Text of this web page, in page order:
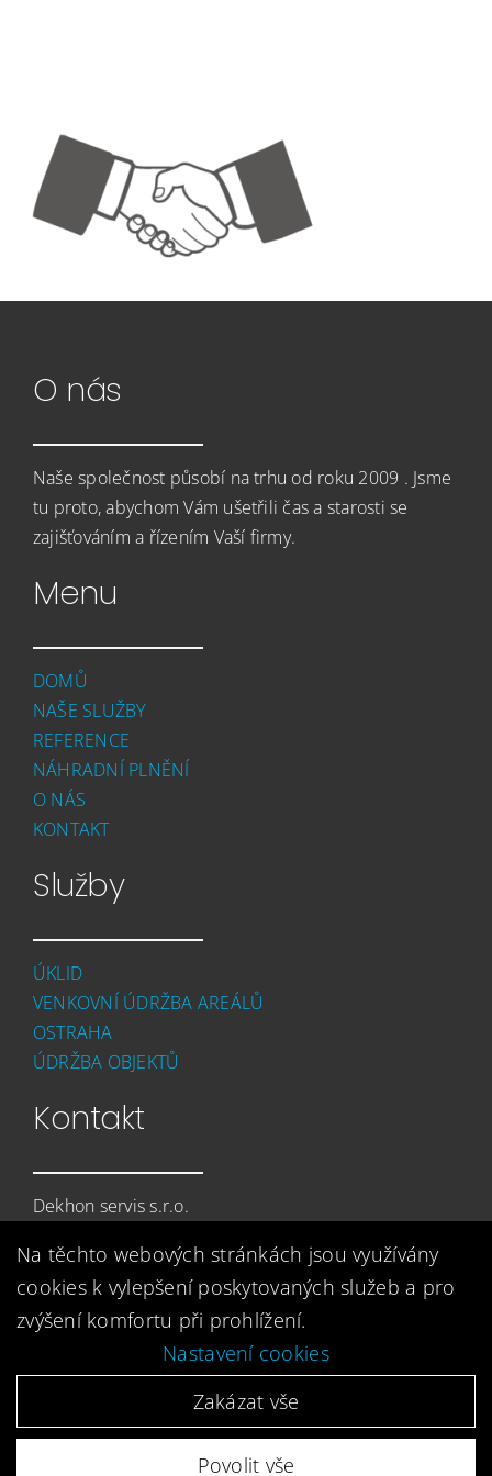
NÁHRADNÍ PLNĚNÍ
HLEDÁME KOLEGY
KONTAKT
O nás
Naše společnost působí na trhu od roku 2009 . Jsme
tu proto, abychom Vám ušetřili čas a starosti se
zajišťováním a řízením Vaší firmy.
Menu
DOMŮ
NAŠE SLUŽBY
REFERENCE
NÁHRADNÍ PLNĚNÍ
O NÁS
KONTAKT
Služby
ÚKLID
VENKOVNÍ ÚDRŽBA AREÁLŮ
OSTRAHA
ÚDRŽBA OBJEKTŮ
Kontakt
Dekhon servis s.r.o.
432 01 Kadaň
+420 474 333 820
dekhonservis@dekhonservis.cz
© Copyright – Dekhon | Vytvořila digitální agentura4WORKS
Solutions| GDPR Ready
Na těchto webových stránkách jsou využívány
cookies k vylepšení poskytovaných služeb a pro
zvýšení komfortu při prohlížení.
Nastavení cookies
Zakázat vše
Povolit vše